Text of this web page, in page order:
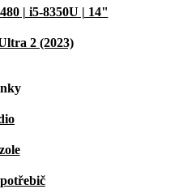
| i5-8350U | 14"
2 (2023)